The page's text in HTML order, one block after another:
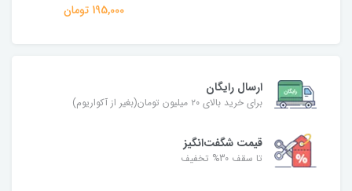
195,000 تومان
ارسال رایگان
برای خرید بالای ۲۰ میلیون تومان(بغیر از آکواریوم)
قیمت شگفت‌انگیز
تا سقف 30% تخفیف